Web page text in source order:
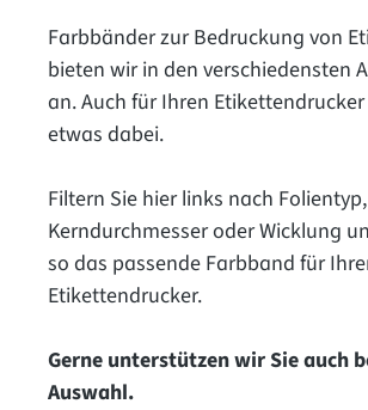
Farbbänder zur Bedruckung von
bieten wir in den verschiedensten
an. Auch für Ihren
etwas dabei.
Filtern Sie hier links nach
Kerndurchmesser oder Wicklung
so das passende Farbband für
Etikettendrucker.
Gerne unterstützen wir Sie auch
Auswahl.